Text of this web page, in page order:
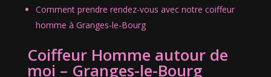
Comment prendre rendez-vous avec notre coiffeur
homme à Granges-le-Bourg
Coiffeur Homme autour de
moi – Granges-le-Bourg